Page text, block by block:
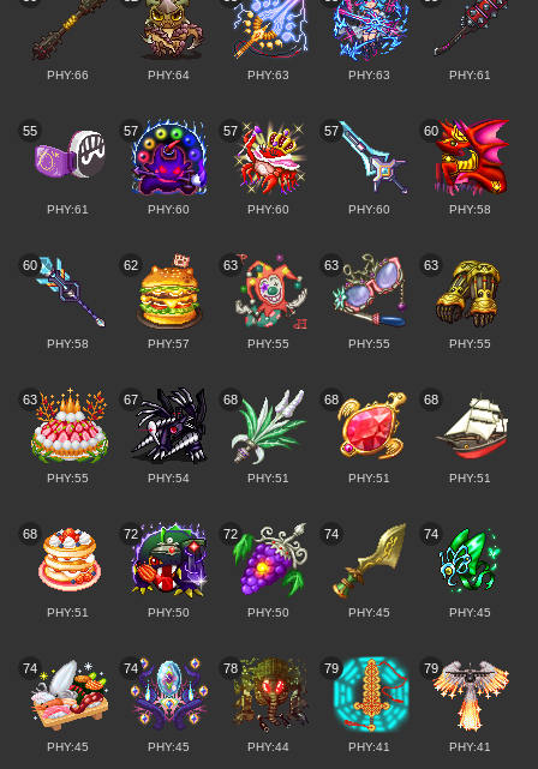
PHY:66 PHY:64 PHY:63 PHY:63 PHY:61
55
PHY:61
57
PHY:60
57
PHY:60
57
PHY:60
60
PHY:58
60
PHY:58
62
PHY:57
63
PHY:55
63
PHY:55
63
PHY:55
63
PHY:55
67
PHY:54
68
PHY:51
68
PHY:51
68
PHY:51
68
PHY:51
72
PHY:50
72
PHY:50
74
PHY:45
74
PHY:45
74
PHY:45
74
PHY:45
78
PHY:44
79
PHY:41
79
PHY:41